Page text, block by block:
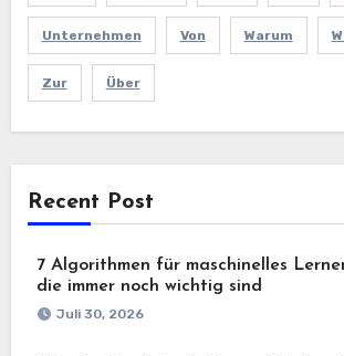
Unternehmen Von Warum
Zur Über
Recent Post
7 Algorithmen für maschinelles
die immer noch wichtig sind
Juli 30, 2026